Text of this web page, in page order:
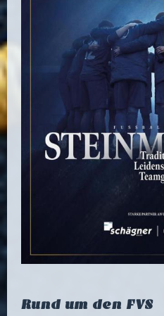
Rund um den FVS